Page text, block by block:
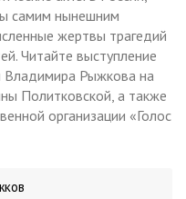
самим нынешним
жертвы трагедий
Читайте выступление
Владимира Рыжкова на
Политковской, а также
организации «Голос